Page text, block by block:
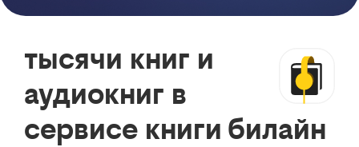
тысячи книг и
аудиокниг в
сервисе книги билайн